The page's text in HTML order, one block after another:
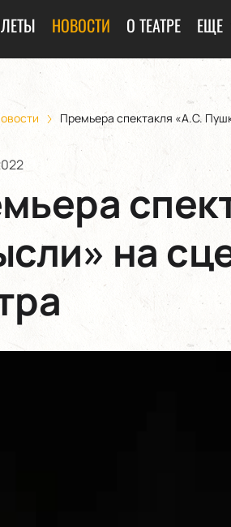
НОВОСТИ О ТЕАТРЕ ЕЩЕ
Премьера спектакля «А.С.
на